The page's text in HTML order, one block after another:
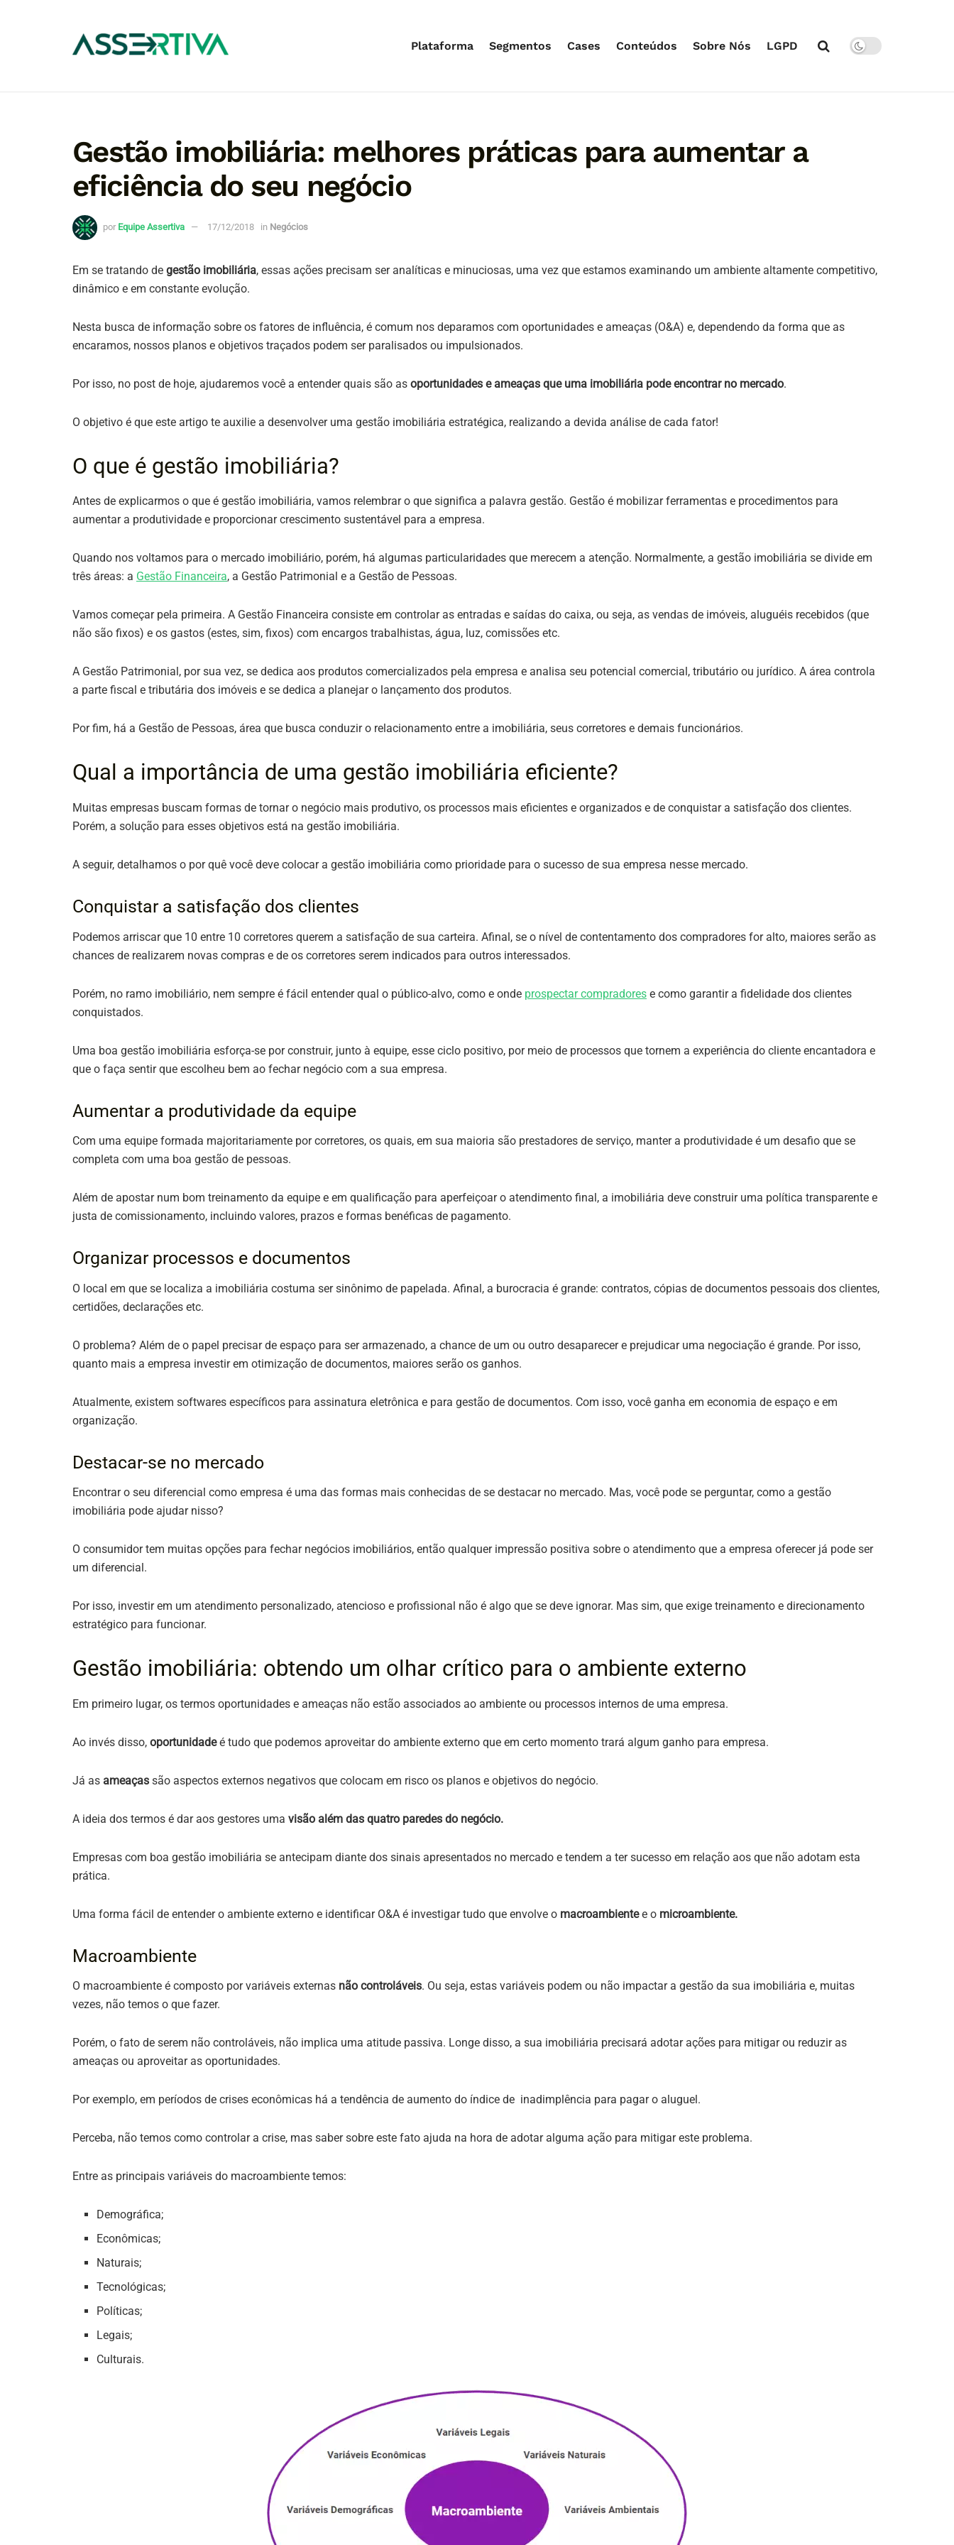
Plataforma Segmentos Cases Conteúdos Sobre Nós LGPD
Gestão imobiliária: melhores práticas para aumentar a
eficiência do seu negócio
por Equipe Assertiva 17/12/2018 in Negócios
Em se tratando de gestão imobiliária, essas ações precisam ser analíticas e minuciosas, uma vez que estamos examinando um ambiente altamente competitivo,
dinâmico e em constante evolução.
Nesta busca de informação sobre os fatores de influência, é comum nos deparamos com oportunidades e ameaças (O&A) e, dependendo da forma que as
encaramos, nossos planos e objetivos traçados podem ser paralisados ou impulsionados.
Por isso, no post de hoje, ajudaremos você a entender quais são as oportunidades e ameaças que uma imobiliária pode encontrar no mercado.
O objetivo é que este artigo te auxilie a desenvolver uma gestão imobiliária estratégica, realizando a devida análise de cada fator!
O que é gestão imobiliária?
Antes de explicarmos o que é gestão imobiliária, vamos relembrar o que significa a palavra gestão. Gestão é mobilizar ferramentas e procedimentos para
aumentar a produtividade e proporcionar crescimento sustentável para a empresa.
Quando nos voltamos para o mercado imobiliário, porém, há algumas particularidades que merecem a atenção. Normalmente, a gestão imobiliária se divide em
três áreas: a Gestão Financeira, a Gestão Patrimonial e a Gestão de Pessoas.
Vamos começar pela primeira. A Gestão Financeira consiste em controlar as entradas e saídas do caixa, ou seja, as vendas de imóveis, aluguéis recebidos (que
não são fixos) e os gastos (estes, sim, fixos) com encargos trabalhistas, água, luz, comissões etc.
A Gestão Patrimonial, por sua vez, se dedica aos produtos comercializados pela empresa e analisa seu potencial comercial, tributário ou jurídico. A área controla
a parte fiscal e tributária dos imóveis e se dedica a planejar o lançamento dos produtos.
Por fim, há a Gestão de Pessoas, área que busca conduzir o relacionamento entre a imobiliária, seus corretores e demais funcionários.
Qual a importância de uma gestão imobiliária eficiente?
Muitas empresas buscam formas de tornar o negócio mais produtivo, os processos mais eficientes e organizados e de conquistar a satisfação dos clientes.
Porém, a solução para esses objetivos está na gestão imobiliária.
A seguir, detalhamos o por quê você deve colocar a gestão imobiliária como prioridade para o sucesso de sua empresa nesse mercado.
Conquistar a satisfação dos clientes
Podemos arriscar que 10 entre 10 corretores querem a satisfação de sua carteira. Afinal, se o nível de contentamento dos compradores for alto, maiores serão as
chances de realizarem novas compras e de os corretores serem indicados para outros interessados.
Porém, no ramo imobiliário, nem sempre é fácil entender qual o público-alvo, como e onde prospectar compradores e como garantir a fidelidade dos clientes
conquistados.
Uma boa gestão imobiliária esforça-se por construir, junto à equipe, esse ciclo positivo, por meio de processos que tornem a experiência do cliente encantadora e
que o faça sentir que escolheu bem ao fechar negócio com a sua empresa.
Aumentar a produtividade da equipe
Com uma equipe formada majoritariamente por corretores, os quais, em sua maioria são prestadores de serviço, manter a produtividade é um desafio que se
completa com uma boa gestão de pessoas.
Além de apostar num bom treinamento da equipe e em qualificação para aperfeiçoar o atendimento final, a imobiliária deve construir uma política transparente e
justa de comissionamento, incluindo valores, prazos e formas benéficas de pagamento.
Organizar processos e documentos
O local em que se localiza a imobiliária costuma ser sinônimo de papelada. Afinal, a burocracia é grande: contratos, cópias de documentos pessoais dos clientes,
certidões, declarações etc.
O problema? Além de o papel precisar de espaço para ser armazenado, a chance de um ou outro desaparecer e prejudicar uma negociação é grande. Por isso,
quanto mais a empresa investir em otimização de documentos, maiores serão os ganhos.
Atualmente, existem softwares específicos para assinatura eletrônica e para gestão de documentos. Com isso, você ganha em economia de espaço e em
organização.
Destacar-se no mercado
Encontrar o seu diferencial como empresa é uma das formas mais conhecidas de se destacar no mercado. Mas, você pode se perguntar, como a gestão
imobiliária pode ajudar nisso?
O consumidor tem muitas opções para fechar negócios imobiliários, então qualquer impressão positiva sobre o atendimento que a empresa oferecer já pode ser
um diferencial.
Por isso, investir em um atendimento personalizado, atencioso e profissional não é algo que se deve ignorar. Mas sim, que exige treinamento e direcionamento
estratégico para funcionar.
Gestão imobiliária: obtendo um olhar crítico para o ambiente externo
Em primeiro lugar, os termos oportunidades e ameaças não estão associados ao ambiente ou processos internos de uma empresa.
Ao invés disso, oportunidadeé tudo que podemos aproveitar do ambiente externo que em certo momento trará algum ganho para empresa.
Já as ameaças são aspectos externos negativos que colocam em risco os planos e objetivos do negócio.
A ideia dos termos é dar aos gestores uma visão além das quatro paredes do negócio.
Empresas com boa gestão imobiliária se antecipam diante dos sinais apresentados no mercado e tendem a ter sucesso em relação aos que não adotam esta
prática.
Uma forma fácil de entender o ambiente externo e identificar O&A é investigar tudo que envolve o macroambientee o microambiente.
Macroambiente
O macroambiente é composto por variáveis externas não controláveis. Ou seja, estas variáveis podem ou não impactar a gestão da sua imobiliária e, muitas
vezes, não temos o que fazer.
Porém, o fato de serem não controláveis, não implica uma atitude passiva. Longe disso, a sua imobiliária precisará adotar ações para mitigar ou reduzir as
ameaças ou aproveitar as oportunidades.
Por exemplo, em períodos de crises econômicas há a tendência de aumento do índice de inadimplência para pagar o aluguel.
Perceba, não temos como controlar a crise, mas saber sobre este fato ajuda na hora de adotar alguma ação para mitigar este problema.
Entre as principais variáveis do macroambiente temos:
Demográfica;
Econômicas;
Naturais;
Tecnológicas;
Políticas;
Legais;
Culturais.